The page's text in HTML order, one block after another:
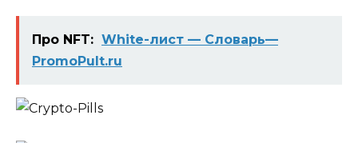
Про NFT: White-лист — Словарь—
PromoPult.ru